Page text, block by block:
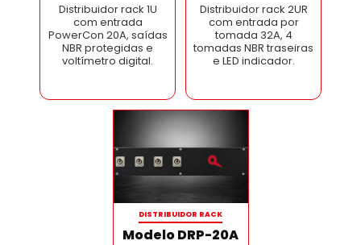
Distribuidor rack 1U
com entrada
PowerCon 20A, saídas
NBR protegidas e
voltímetro digital.
Distribuidor rack 2UR
com entrada por
tomada 32A, 4
tomadas NBR traseiras
e LED indicador.
DISTRIBUIDOR RACK
Modelo DRP-20A